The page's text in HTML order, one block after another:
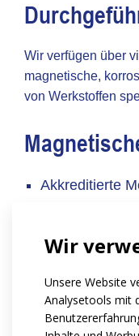
Wir
Unsere Website
Analysetools mit
Wir verfügen über
magnetische,
von Werkstoffen
Akkreditierte
Moments (EN
Scannen der
Prüfung der
(Sättigung)